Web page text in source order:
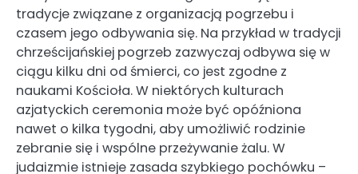
tradycje związane z organizacją pogrzebu i
czasem jego odbywania się. Na przykład w tradycji
chrześcijańskiej pogrzeb zazwyczaj odbywa się w
ciągu kilku dni od śmierci, co jest zgodne z
naukami Kościoła. W niektórych kulturach
azjatyckich ceremonia może być opóźniona
nawet o kilka tygodni, aby umożliwić rodzinie
zebranie się i wspólne przeżywanie żalu. W
judaizmie istnieje zasada szybkiego pochówku –